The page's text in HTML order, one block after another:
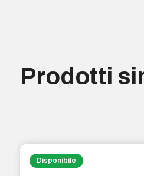
Prodotti
Disponibile